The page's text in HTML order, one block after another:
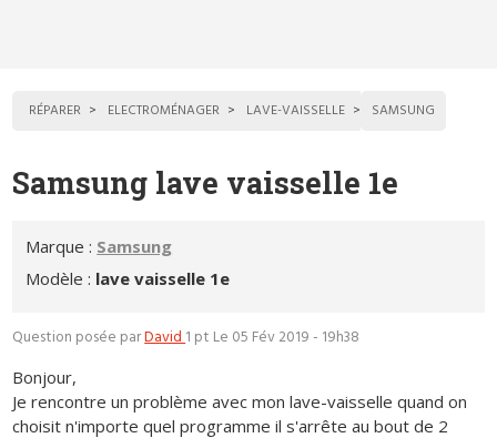
RÉPARER ELECTROMÉNAGER LAVE-VAISSELLE SAMSUNG
Samsung lave vaisselle 1e
Marque : Samsung
Modèle : lave vaisselle 1e
Question posée parDavid1 pt Le 05 Fév 2019 - 19h38
Bonjour,
Je rencontre un problème avec mon lave-vaisselle quand on
choisit n'importe quel programme il s'arrête au bout de 2